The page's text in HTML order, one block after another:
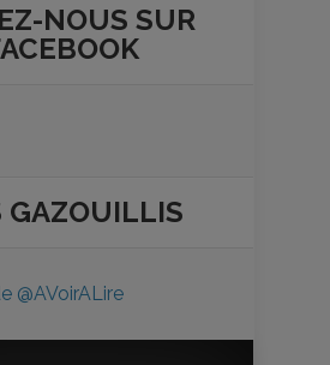
NOUS SUR
GAZOUILLIS
@AVoirALire